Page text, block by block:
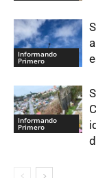
Informando
Primero
Informando
Primero